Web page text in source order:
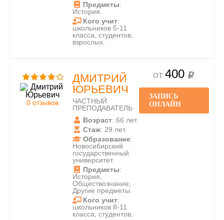
Предметы:
История.
Кого учит:
школьников 5-11
класса, студентов,
взрослых.
0 отзывов
ДМИТРИЙ
ЮРЬЕВИЧ
ЧАСТНЫЙ
ПРЕПОДАВАТЕЛЬ
Возраст: 66 лет.
Стаж: 29 лет.
Образование:
Новосибирский
государственный
университет.
Предметы:
История,
Обществознание,
Другие предметы.
Кого учит:
школьников 8-11
класса, студентов,
ОТ 400
ЗАПИСЬ
ОНЛАЙН